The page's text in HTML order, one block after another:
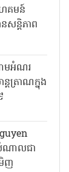
គមន៍
សន្តិភាព
មអំណរ
ត្រាណក្នុង
ាលជា
ញ